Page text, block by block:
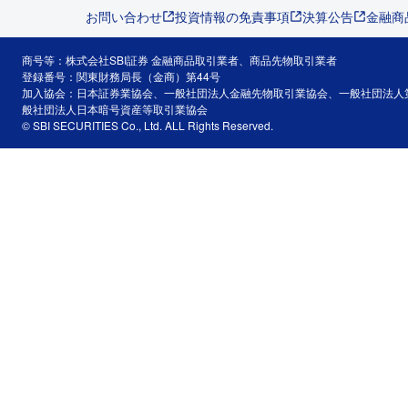
お問い合わせ 投資情報の免責事項 決算公告 金融
商号等：株式会社SBI証券 金融商品取引業者、商品先物取引業者
登録番号：関東財務局長（金商）第44号
加入協会：日本証券業協会、一般社団法人金融先物取引業協会、一般社団法
般社団法人日本暗号資産等取引業協会
© SBI SECURITIES Co., Ltd. ALL Rights Reserved.